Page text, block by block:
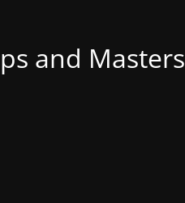
and Masters